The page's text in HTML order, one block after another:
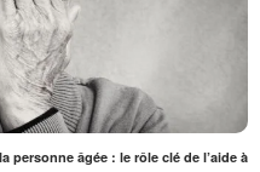
personne âgée : le rôle clé de l’aide à